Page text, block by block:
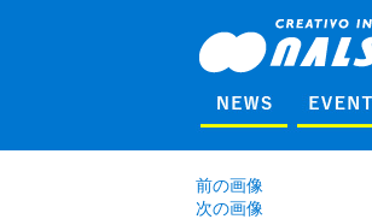
前の画像
次の画像